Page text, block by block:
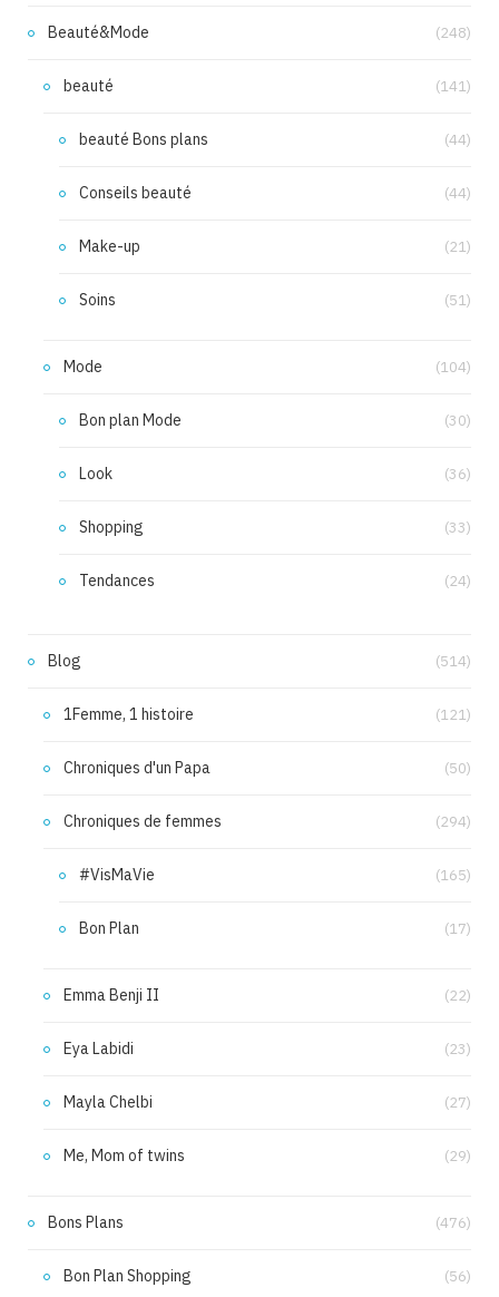
Beauté&Mode (248)
beauté (141)
beauté Bons plans (44)
Conseils beauté (44)
Make-up (21)
Soins (51)
Mode (104)
Bon plan Mode (30)
Look (36)
Shopping (33)
Tendances (24)
Blog (514)
1Femme, 1 histoire (121)
Chroniques d'un Papa (50)
Chroniques de femmes (294)
#VisMaVie (165)
Bon Plan (17)
Emma Benji II (22)
Eya Labidi (23)
Mayla Chelbi (27)
Me, Mom of twins (29)
Bons Plans (476)
Bon Plan Shopping (56)